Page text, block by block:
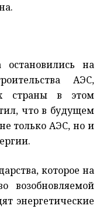
на
АЭС,
страны в этом
что в будущем
только АЭС, но и
которое на
возобновляемой
энергетические